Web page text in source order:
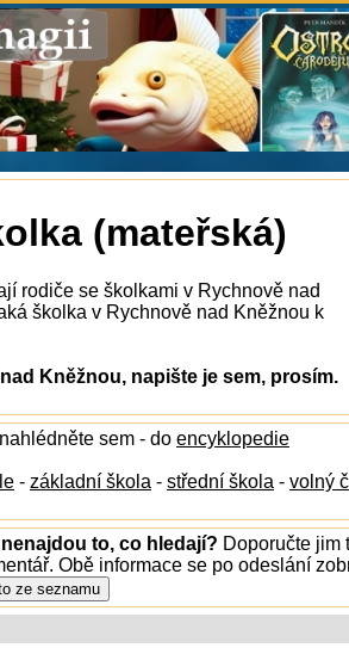
(mateřská)
rodiče se školkami v Rychnově nad
školka v Rychnově nad Kněžnou k
Kněžnou, napište je sem, prosím.
sem - do encyklopedie
- základní škola - střední škola - volný
to, co hledají? Doporučte jim
Obě informace se po odeslání